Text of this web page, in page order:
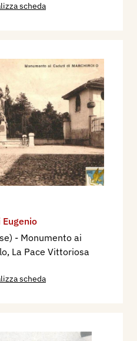
scheda
- Monumento ai
La Pace Vittoriosa
scheda